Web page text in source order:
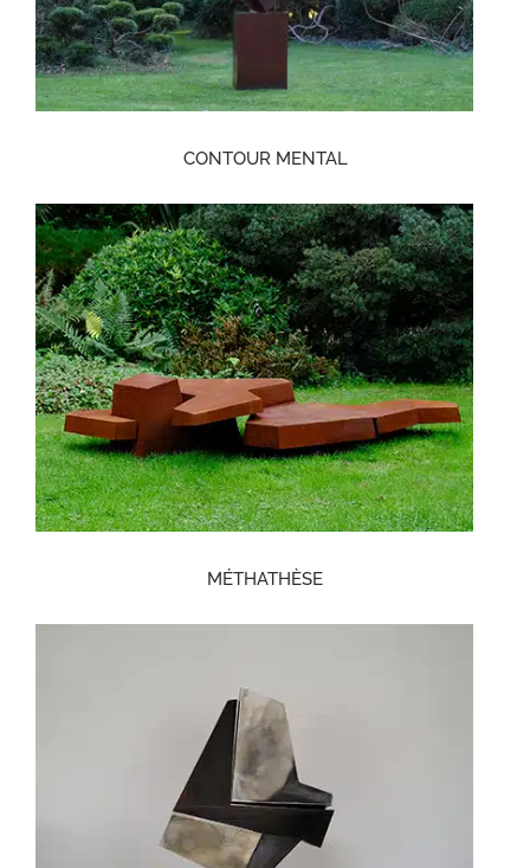
CONTOUR MENTAL
MÉTHATHÈSE